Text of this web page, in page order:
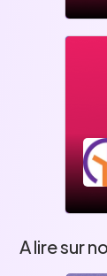
A lire sur